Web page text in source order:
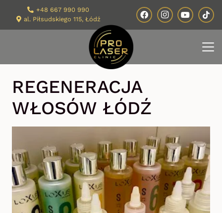
+48 667 990 990
al. Piłsudskiego 115, Łódź
REGENERACJA
WŁOSÓW ŁÓDŹ